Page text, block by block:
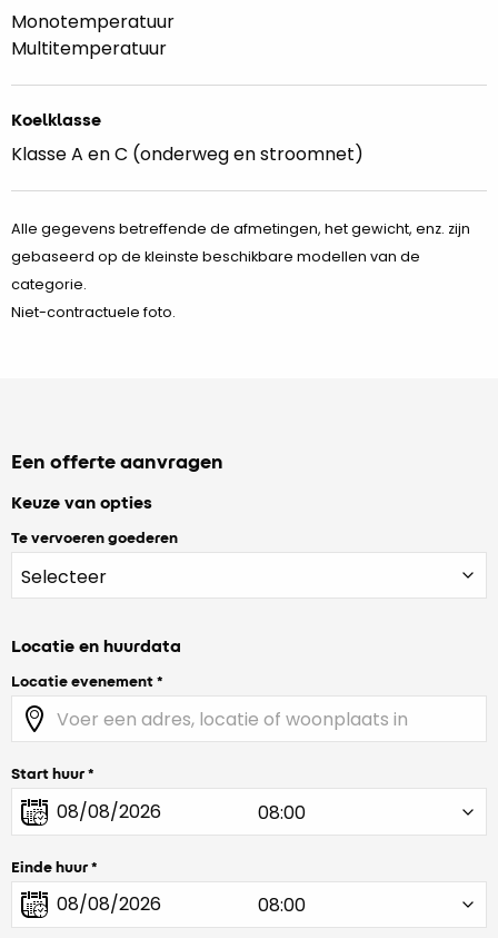
Monotemperatuur
Multitemperatuur
Koelklasse
Klasse A en C (onderweg en stroomnet)
Alle gegevens betreffende de afmetingen, het gewicht, enz. zijn
gebaseerd op de kleinste beschikbare modellen van de
categorie.
Niet-contractuele foto.
Een offerte aanvragen
Keuze van opties
Te vervoeren goederen
Locatie en huurdata
Locatie evenement
Start huur
Einde huur